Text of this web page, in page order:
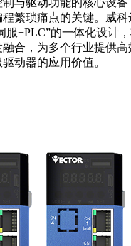
繁琐痛点的关键。威科
服+PLC”的一体化设计
合，为多个行业提供高
动器的应用价值。